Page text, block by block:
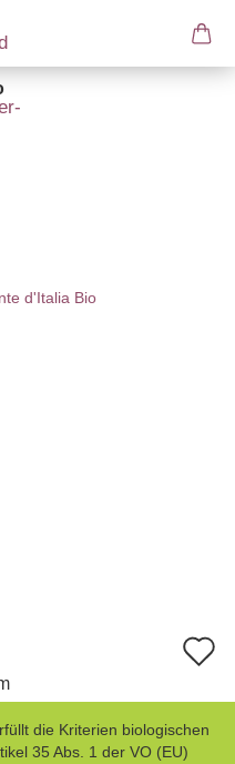
die Kriterien biologischen
35 Abs. 1 der VO (EU)